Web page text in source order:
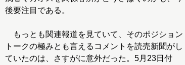
後要注目である。
もっとも関連報道を見ていて、そのポジション
トークの極みとも言えるコメントを読売新聞がし
ていたのは、さすがに意外だった。5月23日付